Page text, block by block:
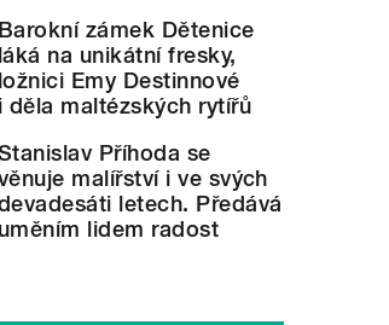
Barokní zámek Dětenice
láká na unikátní fresky,
ložnici Emy Destinnové
i děla maltézských rytířů
Příhoda se
malířství i ve svých
letech. Předává
uměním lidem radost